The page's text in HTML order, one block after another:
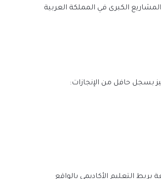
الكبرى في المملكة العربية
بسجل حافل من الإنجازات:
التعليم الأكاديمي بالواقع